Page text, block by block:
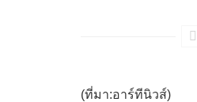
(ที่มา:อาร์ทีนิวส์)